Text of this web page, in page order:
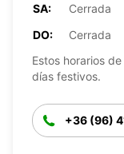
SA:
Cerrada
DO:
Cerrada
Estos horarios
días festivos.
+36 (96)